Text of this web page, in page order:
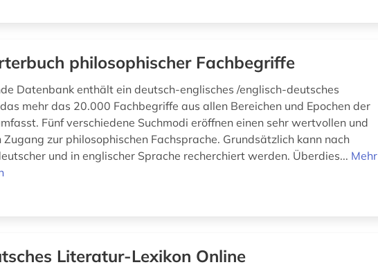
philosophischer Fachbegriffe
Datenbank enthält ein deutsch-englisches /englisch-deutsches
mehr das 20.000 Fachbegriffe aus allen Bereichen und Epochen der
Fünf verschiedene Suchmodi eröffnen einen sehr wertvollen und
zur philosophischen Fachsprache. Grundsätzlich kann nach
und in englischer Sprache recherchiert werden. Überdies... Mehr
Literatur-Lexikon Online